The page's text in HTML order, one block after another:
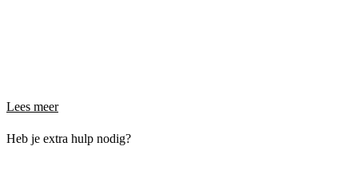
Lees meer
Heb je extra hulp nodig?